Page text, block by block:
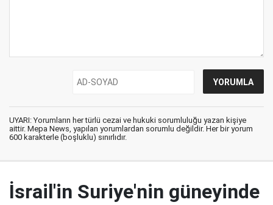
UYARI: Yorumların her türlü cezai ve hukuki sorumluluğu yazan kişiye
aittir. Mepa News, yapılan yorumlardan sorumlu değildir. Her bir yorum
600 karakterle (boşluklu) sınırlıdır.
İsrail'in Suriye'nin güneyinde